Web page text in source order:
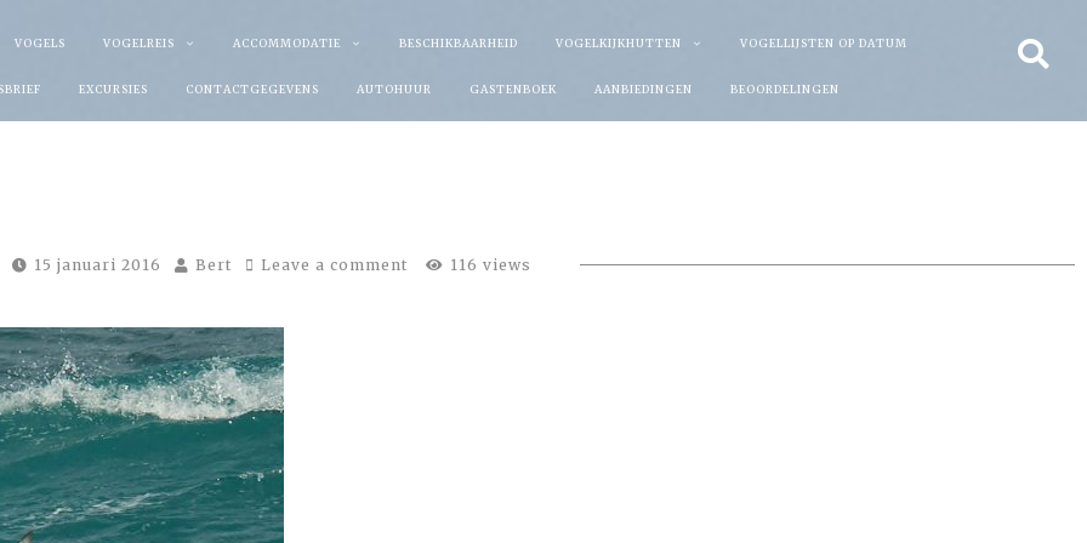
VOGELS VOGELREIS ACCOMMODATIE BESCHIKBAARHEID VOGELKIJKHUTTEN VOGELLIJSTEN OP DATUM
EXCURSIES CONTACTGEGEVENS AUTOHUUR GASTENBOEK AANBIEDINGEN BEOORDELINGEN
15 januari 2016 Bert Leave a comment 116 views